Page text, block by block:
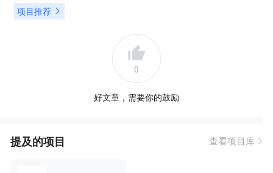
项目推荐
0
好文章，需要你的鼓励
提及的项目 查看项目库